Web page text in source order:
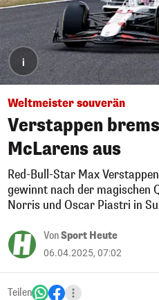
i
Weltmeister souverän
Verstappen
McLarens aus
Red-Bull-Star Max
gewinnt nach der magischen
Norris und Oscar Piastri in
VonSport Heute
06.04.2025, 07:02
Teilen